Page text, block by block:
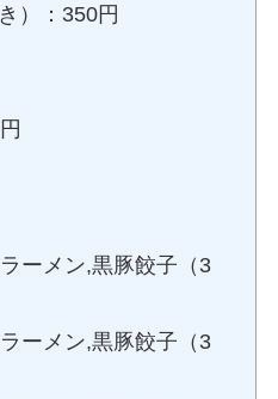
）：350円
ーメン,黒豚餃子（3
ーメン,黒豚餃子（3